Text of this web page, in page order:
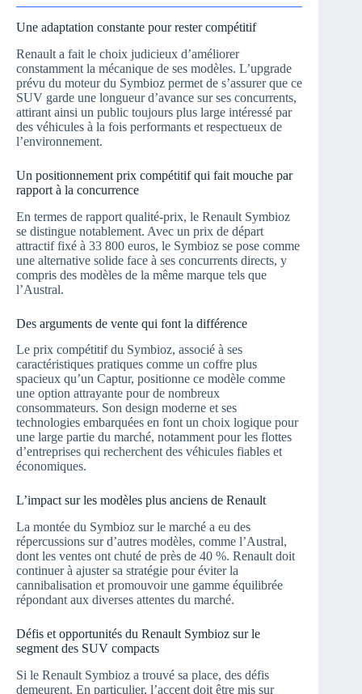
Une adaptation constante pour rester compétitif
Renault a fait le choix judicieux d’améliorer
constamment la mécanique de ses modèles. L’upgrade
prévu du moteur du Symbioz permet de s’assurer que ce
SUV garde une longueur d’avance sur ses concurrents,
attirant ainsi un public toujours plus large intéressé par
des véhicules à la fois performants et respectueux de
l’environnement.
Un positionnement prix compétitif qui fait mouche par
rapport à la concurrence
En termes de rapport qualité-prix, le Renault Symbioz
se distingue notablement. Avec un prix de départ
attractif fixé à 33 800 euros, le Symbioz se pose comme
une alternative solide face à ses concurrents directs, y
compris des modèles de la même marque tels que
l’Austral.
Des arguments de vente qui font la différence
Le prix compétitif du Symbioz, associé à ses
caractéristiques pratiques comme un coffre plus
spacieux qu’un Captur, positionne ce modèle comme
une option attrayante pour de nombreux
consommateurs. Son design moderne et ses
technologies embarquées en font un choix logique pour
une large partie du marché, notamment pour les flottes
d’entreprises qui recherchent des véhicules fiables et
économiques.
L’impact sur les modèles plus anciens de Renault
La montée du Symbioz sur le marché a eu des
répercussions sur d’autres modèles, comme l’Austral,
dont les ventes ont chuté de près de 40 %. Renault doit
continuer à ajuster sa stratégie pour éviter la
cannibalisation et promouvoir une gamme équilibrée
répondant aux diverses attentes du marché.
Défis et opportunités du Renault Symbioz sur le
segment des SUV compacts
Si le Renault Symbioz a trouvé sa place, des défis
demeurent. En particulier, l’accent doit être mis sur